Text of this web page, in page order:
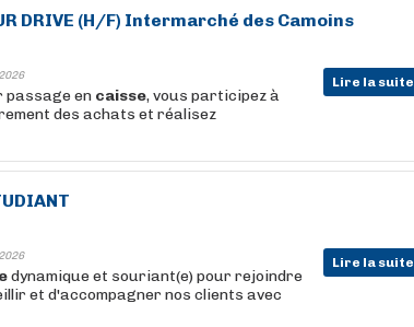
DRIVE (H/F) Intermarché des Camoins
Lire la suite
passage en caisse, vous participez à
des achats et réalisez
Lire la suite
dynamique et souriant(e) pour rejoindre
et d'accompagner nos clients avec